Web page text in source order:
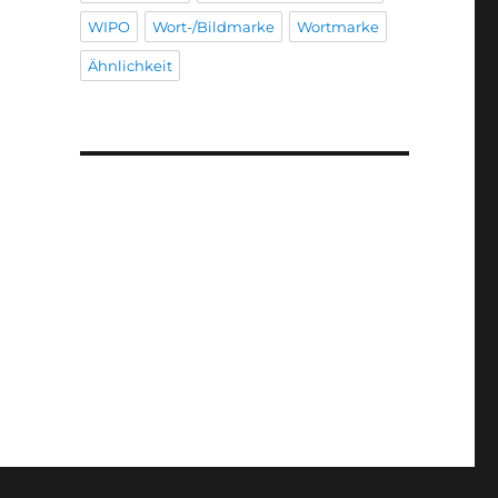
WIPO Wort-/Bildmarke Wortmarke
Ähnlichkeit